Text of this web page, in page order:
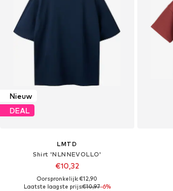
Nieuw
DEAL
LMTD
Shirt 'NLNNEVOLLO'
€10,32
Oorspronkelijk: €12,90
Laatste laagste prijs:€10,97-6%